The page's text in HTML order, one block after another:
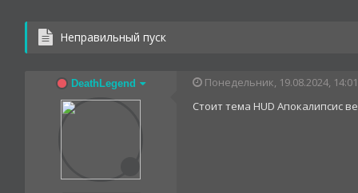
Неправильный пуск
DeathLegend
Понедельник, 19.08.2024, 14:01
Стоит тема HUD Апокалипсис